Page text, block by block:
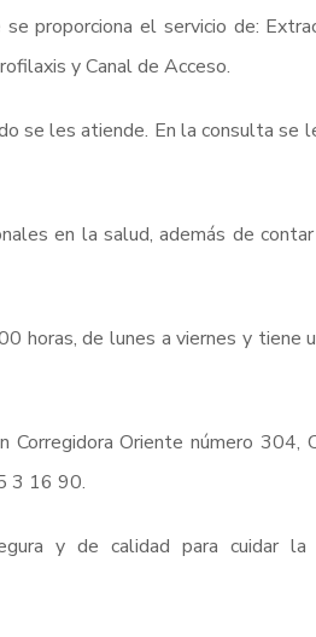
proporciona el servicio de:
y Canal de Acceso.
se les atiende. En la consulta se
en la salud, además de
horas, de lunes a viernes y tiene
Oriente número 304,
3 16 90.
y de calidad para cuidar